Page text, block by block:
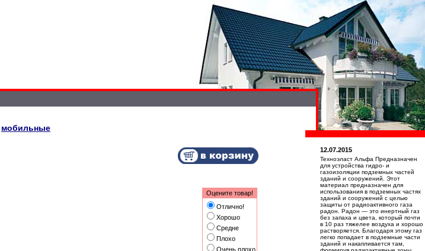
мобильные
Оцените товар!
Отлично!
Хорошо
Средне
Плохо
Очень плохо
12.07.2015
Техноэласт Альфа Предназначен
для устройства гидро- и
газоизоляции подземных частей
зданий и сооружений. Этот
материал предназначен для
использования в подземных частях
зданий и сооружений с целью
защиты от радиоактивного газа
радон. Радон — это инертный газ
без запаха и цвета, который почти
в 10 раз тяжелее воздуха и хорошо
растворяется. Благодаря этому газ
легко попадает в подземные части
зданий и накапливается там,